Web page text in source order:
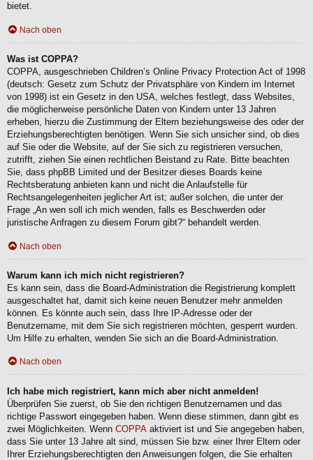
bietet.
Nach oben
Was ist COPPA?
COPPA, ausgeschrieben Children’s Online Privacy Protection Act of 1998
(deutsch: Gesetz zum Schutz der Privatsphäre von Kindern im Internet
von 1998) ist ein Gesetz in den USA, welches festlegt, dass Websites,
die möglicherweise persönliche Daten von Kindern unter 13 Jahren
erheben, hierzu die Zustimmung der Eltern beziehungsweise des oder der
Erziehungsberechtigten benötigen. Wenn Sie sich unsicher sind, ob dies
auf Sie oder die Website, auf der Sie sich zu registrieren versuchen,
zutrifft, ziehen Sie einen rechtlichen Beistand zu Rate. Bitte beachten
Sie, dass phpBB Limited und der Besitzer dieses Boards keine
Rechtsberatung anbieten kann und nicht die Anlaufstelle für
Rechtsangelegenheiten jeglicher Art ist; außer solchen, die unter der
Frage „An wen soll ich mich wenden, falls es Beschwerden oder
juristische Anfragen zu diesem Forum gibt?“ behandelt werden.
Nach oben
Warum kann ich mich nicht registrieren?
Es kann sein, dass die Board-Administration die Registrierung komplett
ausgeschaltet hat, damit sich keine neuen Benutzer mehr anmelden
können. Es könnte auch sein, dass Ihre IP-Adresse oder der
Benutzername, mit dem Sie sich registrieren möchten, gesperrt wurden.
Um Hilfe zu erhalten, wenden Sie sich an die Board-Administration.
Nach oben
Ich habe mich registriert, kann mich aber nicht anmelden!
Überprüfen Sie zuerst, ob Sie den richtigen Benutzernamen und das
richtige Passwort eingegeben haben. Wenn diese stimmen, dann gibt es
zwei Möglichkeiten. Wenn COPPA aktiviert ist und Sie angegeben haben,
dass Sie unter 13 Jahre alt sind, müssen Sie bzw. einer Ihrer Eltern oder
Ihrer Erziehungsberechtigten den Anweisungen folgen, die Sie erhalten